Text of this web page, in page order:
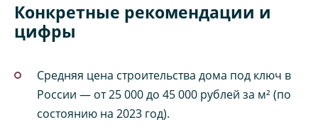
Конкретные рекомендации и
цифры
Средняя цена строительства дома под ключ в
России — от 25 000 до 45 000 рублей за м² (по
состоянию на 2023 год).